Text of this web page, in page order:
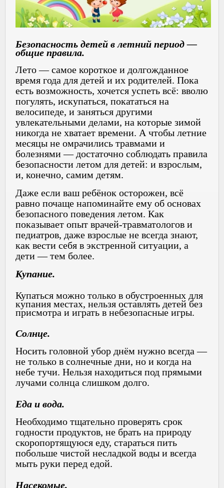
Безопасность детей в летний период —
общие правила.
Лето — самое короткое и долгожданное
время года для детей и их родителей. Пока
есть возможность, хочется успеть всё: вволю
погулять, искупаться, покататься на
велосипеде, и заняться другими
увлекательными делами, на которые зимой
никогда не хватает времени. А чтобы летние
месяцы не омрачились травмами и
болезнями — достаточно соблюдать правила
безопасности летом для детей: и взрослым,
и, конечно, самим детям.
Даже если ваш ребёнок осторожен, всё
равно почаще напоминайте ему об основах
безопасного поведения летом. Как
показывает опыт врачей-травматологов и
педиатров, даже взрослые не всегда знают,
как вести себя в экстренной ситуации, а
дети — тем более.
Купание.
Купаться можно только в обустроенных для
купания местах, нельзя оставлять детей без
присмотра и играть в небезопасные игры.
Солнце.
Носить головной убор днём нужно всегда —
не только в солнечные дни, но и когда на
небе тучи. Нельзя находиться под прямыми
лучами солнца слишком долго.
Еда и вода.
Необходимо тщательно проверять срок
годности продуктов, не брать на природу
скоропортящуюся еду, стараться пить
побольше чистой несладкой воды и всегда
мыть руки перед едой.
Насекомые.